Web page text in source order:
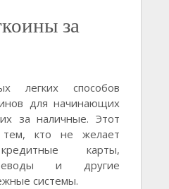
за
легких способов
для начинающих
за наличные. Этот
кто не желает
карты,
и другие
системы.